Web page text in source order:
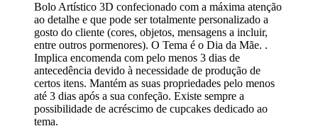
Bolo Artístico 3D confecionado com a máxima atenção
ao detalhe e que pode ser totalmente personalizado a
gosto do cliente (cores, objetos, mensagens a incluir,
entre outros pormenores). O Tema é o Dia da Mãe. .
Implica encomenda com pelo menos 3 dias de
antecedência devido à necessidade de produção de
certos itens. Mantém as suas propriedades pelo menos
até 3 dias após a sua confeção. Existe sempre a
possibilidade de acréscimo de cupcakes dedicado ao
tema.